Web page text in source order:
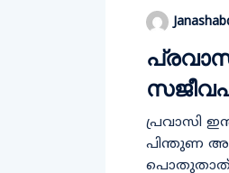
പ്രവാസി
പിന്തുണ